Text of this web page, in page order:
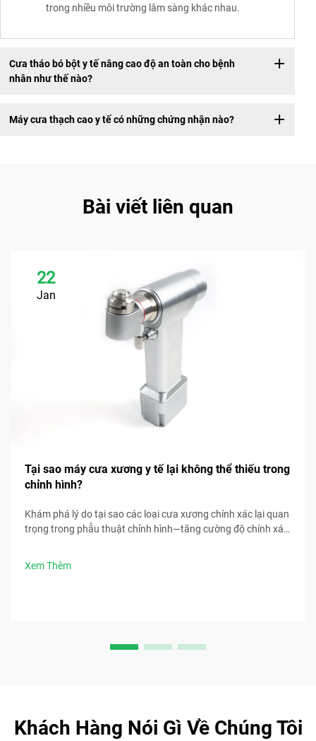
trong nhiều môi trường lâm sàng khác nhau.
Cưa tháo bó bột y tế nâng cao độ an toàn cho bệnh
nhân như thế nào?
Máy cưa thạch cao y tế có những chứng nhận nào?
Bài viết liên quan
22
Jan
Tại sao máy cưa xương y tế lại không thể thiếu trong
chỉnh hình?
Khám phá lý do tại sao các loại cưa xương chính xác lại quan
trọng trong phẫu thuật chỉnh hình—tăng cường độ chính xác,
Xem Thêm
Khách Hàng Nói Gì Về Chúng Tôi